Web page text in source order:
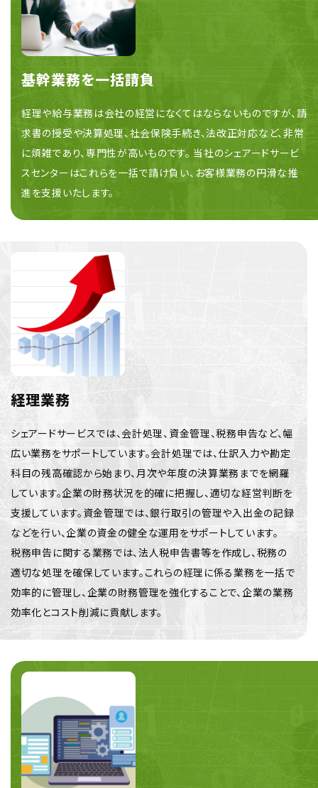
基幹業務を一括請負
経理や給与業務は会社の経営になくてはならないものですが、請
求書の授受や決算処理、社会保険手続き、法改正対応など、非常
に煩雑であり、専門性が高いものです。 当社のシェアードサービ
スセンターはこれらを一括で請け負い、お客様業務の円滑な推
進を支援いたします。
経理業務
シェアードサービスでは、会計処理、資金管理、税務申告など、幅
広い業務をサポートしています。会計処理では、仕訳入力や勘定
科目の残高確認から始まり、月次や年度の決算業務までを網羅
しています。企業の財務状況を的確に把握し、適切な経営判断を
支援しています。資金管理では、銀行取引の管理や入出金の記録
などを行い、企業の資金の健全な運用をサポートしています。
税務申告に関する業務では、法人税申告書等を作成し、税務の
適切な処理を確保しています。これらの経理に係る業務を一括で
効率的に管理し、企業の財務管理を強化することで、企業の業務
効率化とコスト削減に貢献します。